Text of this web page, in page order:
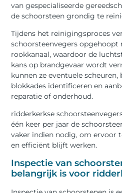
van gespecialiseerde
de schoorsteen grondig te
Tijdens het reinigingsproces
schoorsteenvegers
rookkanaal, waardoor de
kans op brandgevaar wordt
kunnen ze eventuele
blokkades identificeren en
reparatie of onderhoud.
ridderkerkse
één keer per jaar de
vaker indien nodig, om ervoor
en efficiënt blijft werken.
Inspectie van
belangrijk is voor